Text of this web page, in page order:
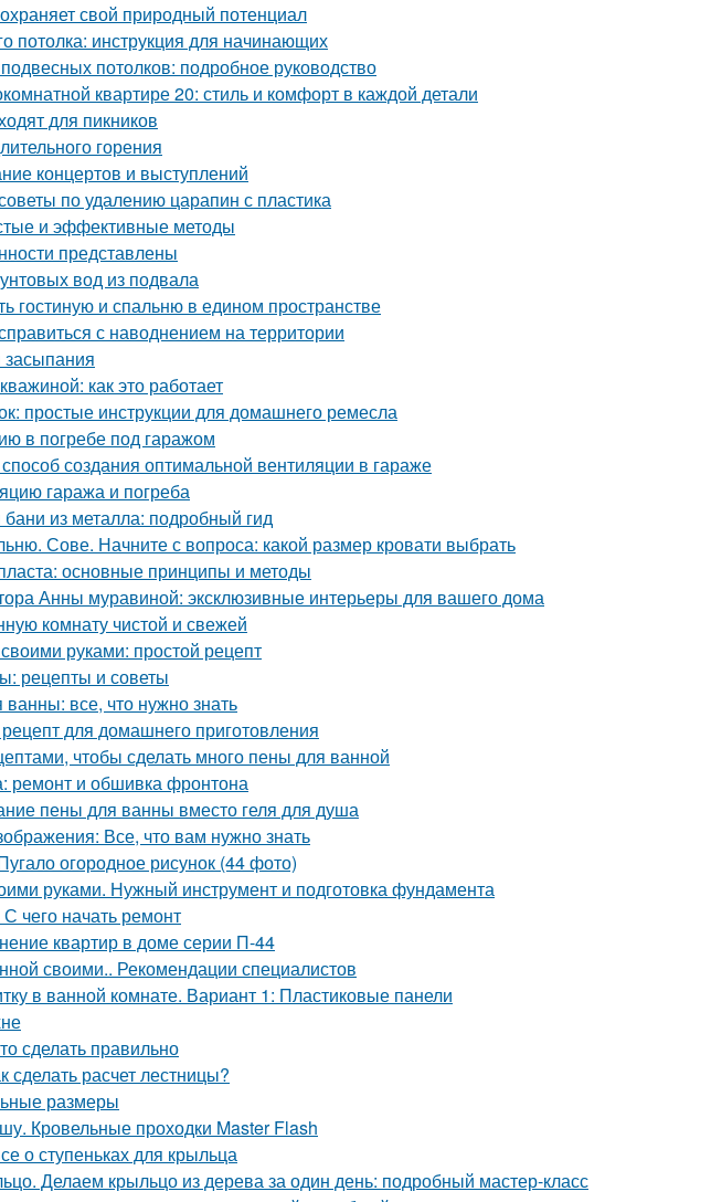
свой природный потенциал
потолка: инструкция для начинающих
потолков: подробное руководство
квартире 20: стиль и комфорт в каждой детали
для пикников
горения
концертов и выступлений
по удалению царапин с пластика
и эффективные методы
представлены
вод из подвала
гостиную и спальню в едином пространстве
с наводнением на территории
как это работает
простые инструкции для домашнего ремесла
в погребе под гаражом
создания оптимальной вентиляции в гараже
гаража и погреба
из металла: подробный гид
Сове. Начните с вопроса: какой размер кровати выбрать
основные принципы и методы
Анны муравиной: эксклюзивные интерьеры для вашего дома
комнату чистой и свежей
руками: простой рецепт
рецепты и советы
все, что нужно знать
для домашнего приготовления
чтобы сделать много пены для ванной
ремонт и обшивка фронтона
пены для ванны вместо геля для душа
Все, что вам нужно знать
огородное рисунок (44 фото)
руками. Нужный инструмент и подготовка фундамента
чего начать ремонт
квартир в доме серии П-44
своими.. Рекомендации специалистов
в ванной комнате. Вариант 1: Пластиковые панели
сделать правильно
сделать расчет лестницы?
размеры
Кровельные проходки Master Flash
о ступеньках для крыльца
Делаем крыльцо из дерева за один день: подробный мастер-класс